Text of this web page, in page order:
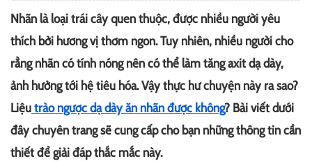
Nhãn là loại trái cây quen thuộc, được nhiều người yêu
thích bởi hương vị thơm ngon. Tuy nhiên, nhiều người cho
rằng nhãn có tính nóng nên có thể làm tăng axit dạ dày,
ảnh hưởng tới hệ tiêu hóa. Vậy thực hư chuyện này ra sao?
Liệutrào ngược dạ dày ăn nhãn được không? Bài viết dưới
đây chuyên trang sẽ cung cấp cho bạn những thông tin cần
thiết để giải đáp thắc mắc này.